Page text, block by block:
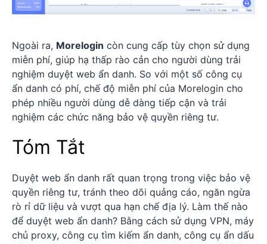
Ngoài ra, Morelogin còn cung cấp tùy chọn sử dụng
miễn phí, giúp hạ thấp rào cản cho người dùng trải
nghiệm duyệt web ẩn danh. So với một số công cụ
ẩn danh có phí, chế độ miễn phí của Morelogin cho
phép nhiều người dùng dễ dàng tiếp cận và trải
nghiệm các chức năng bảo vệ quyền riêng tư.
Tóm Tắt
Duyệt web ẩn danh rất quan trọng trong việc bảo vệ
quyền riêng tư, tránh theo dõi quảng cáo, ngăn ngừa
rò rỉ dữ liệu và vượt qua hạn chế địa lý. Làm thế nào
để duyệt web ẩn danh? Bằng cách sử dụng VPN, máy
chủ proxy, công cụ tìm kiếm ẩn danh, công cụ ẩn dấu